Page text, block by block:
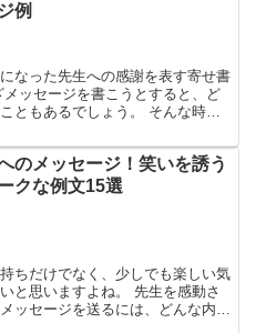
例
なった先生への感謝を表す寄せ書
ッセージを書こうとすると、ど
ともあるでしょう。 そんな時に
のメッセージ！笑いを誘う
クな例文15選
ちだけでなく、少しでも楽しい気
と思いますよね。 先生を感動さ
ッセージを送るには、どんな内容